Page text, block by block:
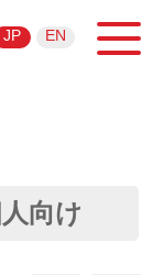
JP EN
向け